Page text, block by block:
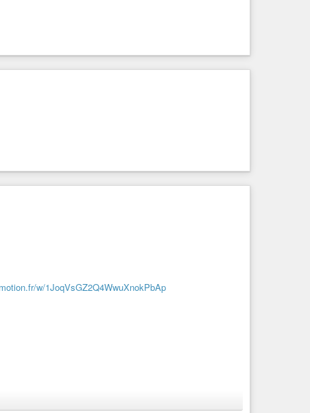
w/1JoqVsGZ2Q4WwuXnokPbAp